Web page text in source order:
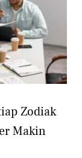
Zodiak
Makin